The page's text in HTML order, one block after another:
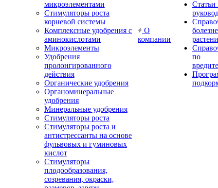
микроэлементами
Стимуляторы роста
корневой системы
Комплексные удобрения с
аминокислотами
Микроэлементы
Удобрения
пролонгированного
действия
Органические удобрения
Органоминеральные
удобрения
Минеральные удобрения
Стимуляторы роста
Стимуляторы роста и
антистрессанты на основе
фульвовых и гуминовых
кислот
Стимуляторы
плодообразования,
созревания, окраски,
О
компании
Статьи
по